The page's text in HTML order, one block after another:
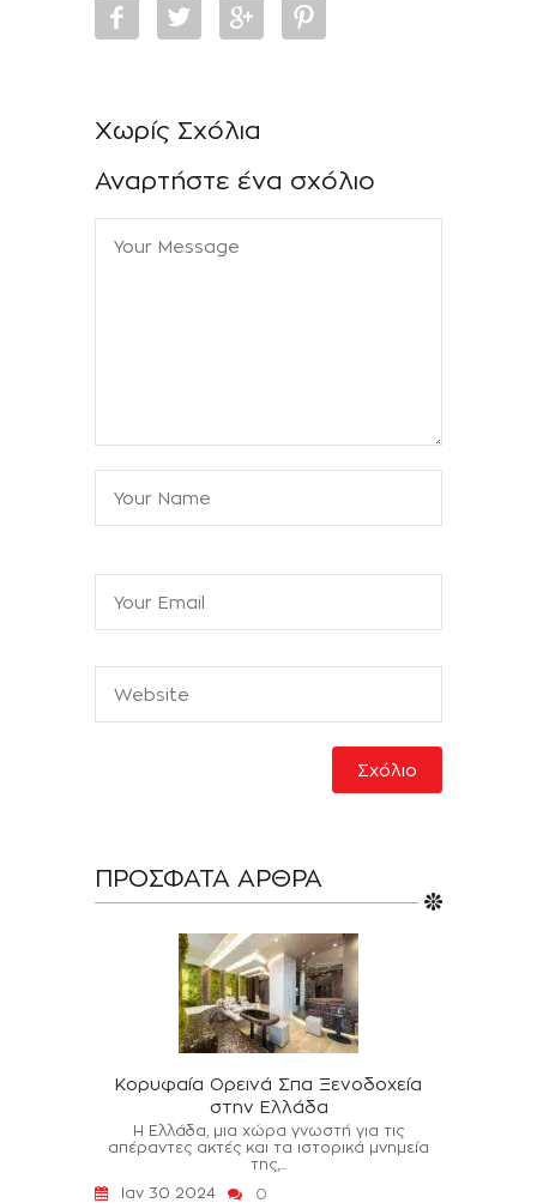
Χωρίς Σχόλια
Αναρτήστε ένα σχόλιο
ΠΡΌΣΦΑΤΑ ΆΡΘΡΑ
Κορυφαία Ορεινά Σπα Ξενοδοχεία
στην Ελλάδα
Η Ελλάδα, μια χώρα γνωστή για τις
απέραντες ακτές και τα ιστορικά μνημεία
της,...
Ιαν 30 2024
0